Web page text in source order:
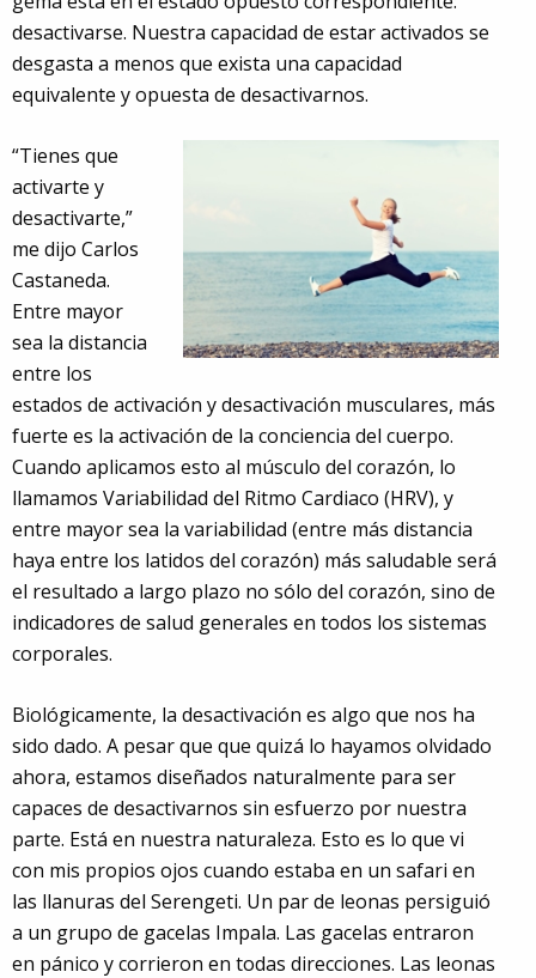
desactivarse. Nuestra capacidad de estar activados se
desgasta a menos que exista una capacidad
equivalente y opuesta de desactivarnos.
“Tienes que
activarte y
desactivarte,”
me dijo Carlos
Castaneda.
Entre mayor
sea la distancia
entre los
estados de activación y desactivación musculares, más
fuerte es la activación de la conciencia del cuerpo.
Cuando aplicamos esto al músculo del corazón, lo
llamamos Variabilidad del Ritmo Cardiaco (HRV), y
entre mayor sea la variabilidad (entre más distancia
haya entre los latidos del corazón) más saludable será
el resultado a largo plazo no sólo del corazón, sino de
indicadores de salud generales en todos los sistemas
corporales.
Biológicamente, la desactivación es algo que nos ha
sido dado. A pesar que que quizá lo hayamos olvidado
ahora, estamos diseñados naturalmente para ser
capaces de desactivarnos sin esfuerzo por nuestra
parte. Está en nuestra naturaleza. Esto es lo que vi
con mis propios ojos cuando estaba en un safari en
las llanuras del Serengeti. Un par de leonas persiguió
a un grupo de gacelas Impala. Las gacelas entraron
en pánico y corrieron en todas direcciones. Las leonas